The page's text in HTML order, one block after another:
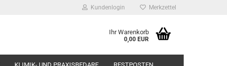
Kundenlogin Merkzettel
Ihr Warenkorb
0,00 EUR